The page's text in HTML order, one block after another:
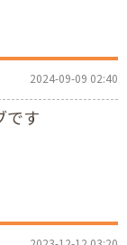
2024-09-09 02:40
です